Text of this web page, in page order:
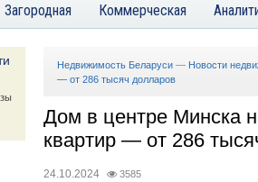
Загородная Коммерческая
Недвижимость Беларуси — Новости
— от 286 тысяч долларов
Дом в центре Минска
квартир — от 286
24.10.2024 3585